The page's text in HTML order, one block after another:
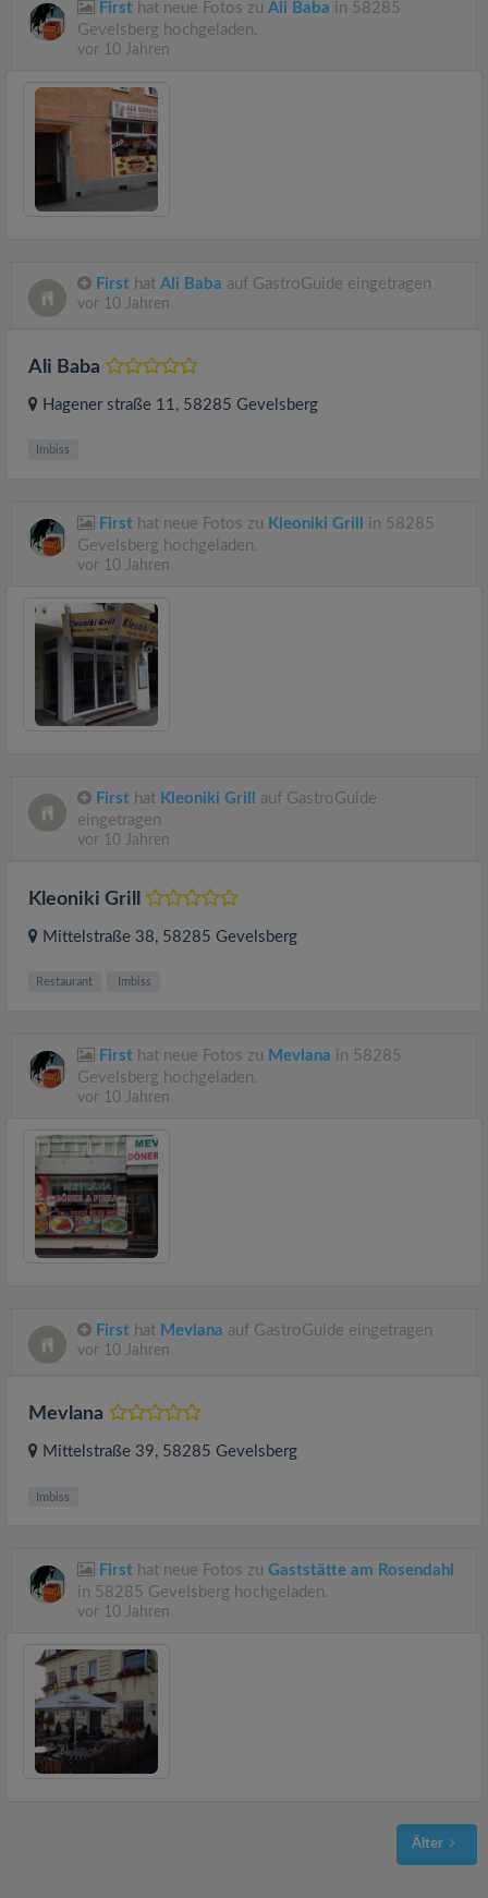
First hat neue Fotos zu Ali Baba in 58285
Gevelsberg hochgeladen.
vor 10 Jahren
First hat Ali Baba auf GastroGuide eingetragen
vor 10 Jahren
Ali Baba
Hagener straße 11 , 58285 Gevelsberg
Imbiss
First hat neue Fotos zu Kleoniki Grill
in 58285
Gevelsberg hochgeladen.
vor 10 Jahren
First hat Kleoniki Grill
auf GastroGuide
eingetragen
vor 10 Jahren
Kleoniki Grill
Mittelstraße 38, 58285 Gevelsberg
Restaurant Imbiss
First hat neue Fotos zu Mevlana in 58285
Gevelsberg hochgeladen.
vor 10 Jahren
First hat Mevlana auf GastroGuide eingetragen
vor 10 Jahren
Mevlana
Mittelstraße 39, 58285 Gevelsberg
Imbiss
First hat neue Fotos zu Gaststätte am Rosendahl
in 58285 Gevelsberg hochgeladen.
vor 10 Jahren
Älter